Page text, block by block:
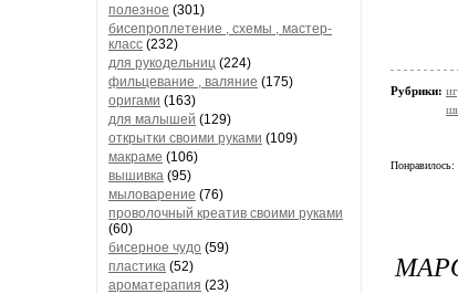
полезное (301)
бисепроплетение , схемы , мастер-
класс (232)
для рукодельниц (224)
фильцевание , валяние (175)
оригами (163)
для малышей (129)
открытки своими руками (109)
макраме (106)
вышивка (95)
мыловарение (76)
проволочный креатив своими руками
(60)
бисерное чудо (59)
пластика (52)
ароматерапия (23)
Рубрики:
Понравилось: